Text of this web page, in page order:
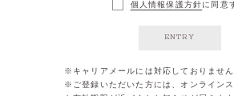
2018年5月
個人情報保護方針に同意
ENTRY
※キャリアメールには対応しておりません
※ご登録いただいた方には、オンライン